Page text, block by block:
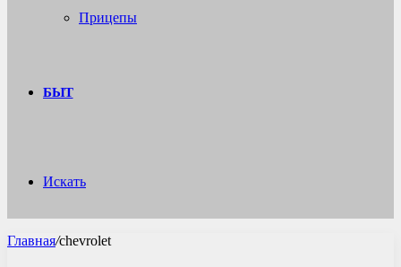
Прицепы
БЫТ
Искать
Главная/chevrolet